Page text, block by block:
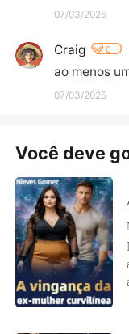
07/03/2025
Craig 0
ao menos
07/03/2025
Você deve